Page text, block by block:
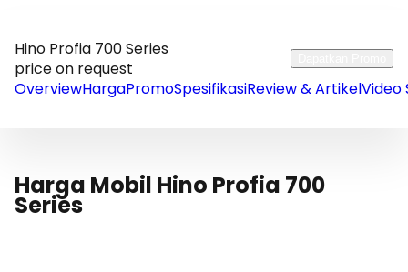
Hino Profia 700 Series
price on request
OverviewHargaPromoSpesifikasiReview & ArtikelVideo
Harga Mobil Hino Profia 700
Series